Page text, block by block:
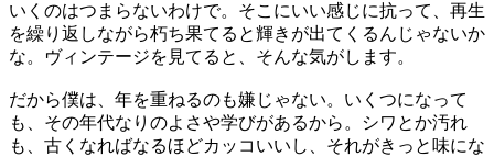
いくのはつまらないわけで。そこにいい感じに抗って、再生
を繰り返しながら朽ち果てると輝きが出てくるんじゃないか
な。ヴィンテージを見てると、そんな気がします。
だから僕は、年を重ねるのも嫌じゃない。いくつになって
も、その年代なりのよさや学びがあるから。シワとか汚れ
も、古くなればなるほどカッコいいし、それがきっと味にな